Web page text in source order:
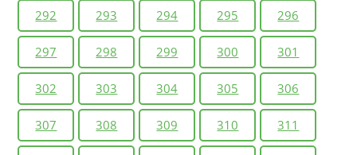
292 293 294 295 296
297 298 299 300 301
302 303 304 305 306
307 308 309 310 311